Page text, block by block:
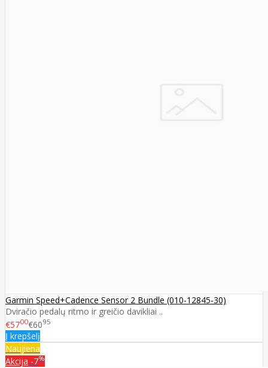
Garmin Speed+Cadence Sensor 2 Bundle (010-12845-30)
Dviračio pedalų ritmo ir greičio davikliai ..
€5700€6095
Į krepšelį
Naujiena
Akcija -7%